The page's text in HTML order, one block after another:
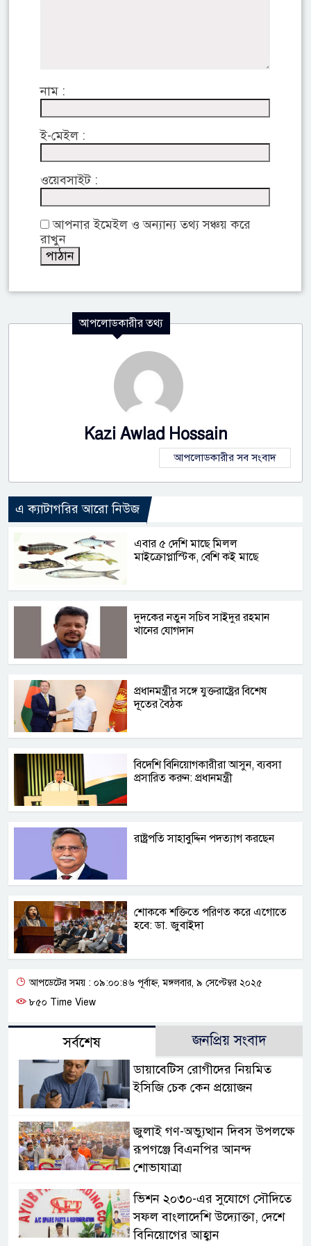
নাম :
ই-মেইল :
ওয়েবসাইট :
আপনার ইমেইল ও অন্যান্য তথ্য সঞ্চয় করে
রাখুন
আপলোডকারীর তথ্য
Kazi Awlad Hossain
আপলোডকারীর সব সংবাদ
এ ক্যাটাগরির আরো নিউজ
এবার ৫ দেশি মাছে মিলল
মাইক্রোপ্লাস্টিক, বেশি কই মাছে
দুদকের নতুন সচিব সাইদুর রহমান
খানের যোগদান
প্রধানমন্ত্রীর সঙ্গে যুক্তরাষ্ট্রের বিশেষ
দূতের বৈঠক
বিদেশি বিনিয়োগকারীরা আসুন, ব্যবসা
প্রসারিত করুন: প্রধানমন্ত্রী
রাষ্ট্রপতি সাহাবুদ্দিন পদত্যাগ করছেন
শোককে শক্তিতে পরিণত করে এগোতে
হবে: ডা. জুবাইদা
আপডেটের সময় : ০৯:০০:৪৬ পূর্বাহ্ন, মঙ্গলবার, ৯ সেপ্টেম্বর ২০২৫
৮৫০ Time View
সর্বশেষ জনপ্রিয় সংবাদ
ডায়াবেটিস রোগীদের নিয়মিত
ইসিজি চেক কেন প্রয়োজন
জুলাই গণ-অভ্যুত্থান দিবস উপলক্ষে
রূপগঞ্জে বিএনপির আনন্দ
শোভাযাত্রা
ভিশন ২০৩০-এর সুযোগে সৌদিতে
সফল বাংলাদেশি উদ্যোক্তা, দেশে
বিনিয়োগের আহ্বান